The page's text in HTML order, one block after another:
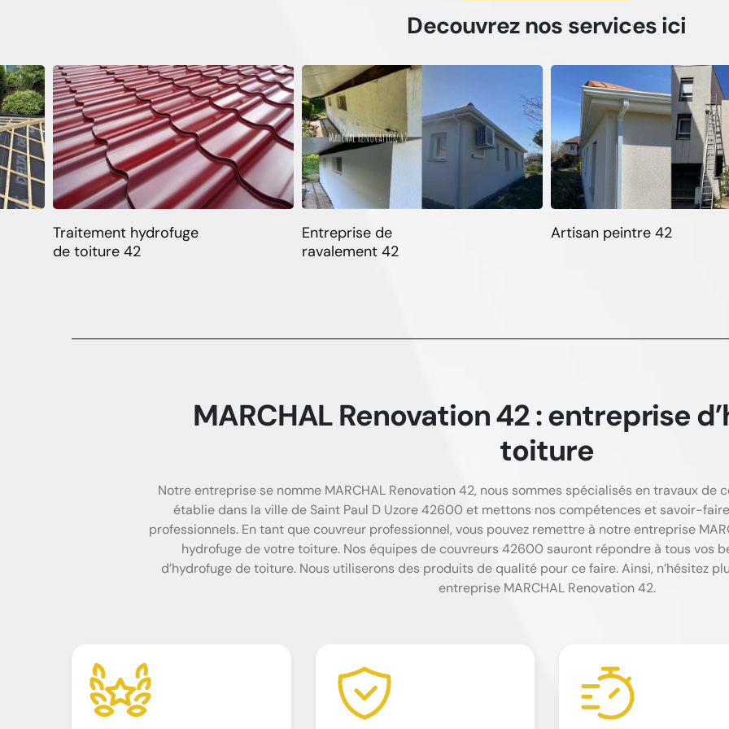
Decouvreznos servicesici
Traitement hydrofuge
de toiture 42
Entreprise de
ravalement 42
Artisan peintre 42
MARCHAL Renovation 42 : entreprise
toiture
Notre entreprise se nomme MARCHAL Renovation 42, nous sommes spécialisés en travaux
établie dans la ville de Saint Paul D Uzore 42600 et mettons nos compétences et savoir-
professionnels. En tant que couvreur professionnel, vous pouvez remettre à notre entreprise
hydrofuge de votre toiture. Nos équipes de couvreurs 42600 sauront répondre à tous vos
d’hydrofuge de toiture. Nous utiliserons des produits de qualité pour ce faire. Ainsi, n’hésitez
entreprise MARCHAL Renovation 42.